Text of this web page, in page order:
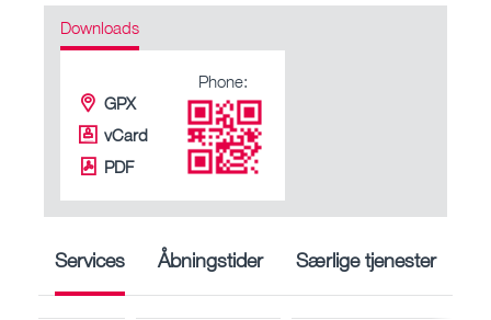
Downloads
GPX
vCard
PDF
Phone:
Services Åbningstider Særlige tjenester